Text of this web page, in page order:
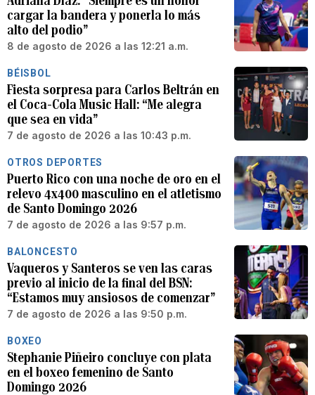
cargar la bandera y ponerla lo más
alto del podio”
8 de agosto de 2026 a las 12:21 a.m.
BÉISBOL
Fiesta sorpresa para Carlos Beltrán en
el Coca-Cola Music Hall: “Me alegra
que sea en vida”
7 de agosto de 2026 a las 10:43 p.m.
OTROS DEPORTES
Puerto Rico con una noche de oro en el
relevo 4x400 masculino en el atletismo
de Santo Domingo 2026
7 de agosto de 2026 a las 9:57 p.m.
BALONCESTO
Vaqueros y Santeros se ven las caras
previo al inicio de la final del BSN:
“Estamos muy ansiosos de comenzar”
7 de agosto de 2026 a las 9:50 p.m.
BOXEO
Stephanie Piñeiro concluye con plata
en el boxeo femenino de Santo
Domingo 2026